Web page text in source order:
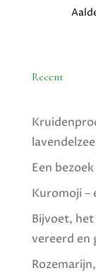
Recent
Een
Kuromoji –
Bijvoet,
vereerd en